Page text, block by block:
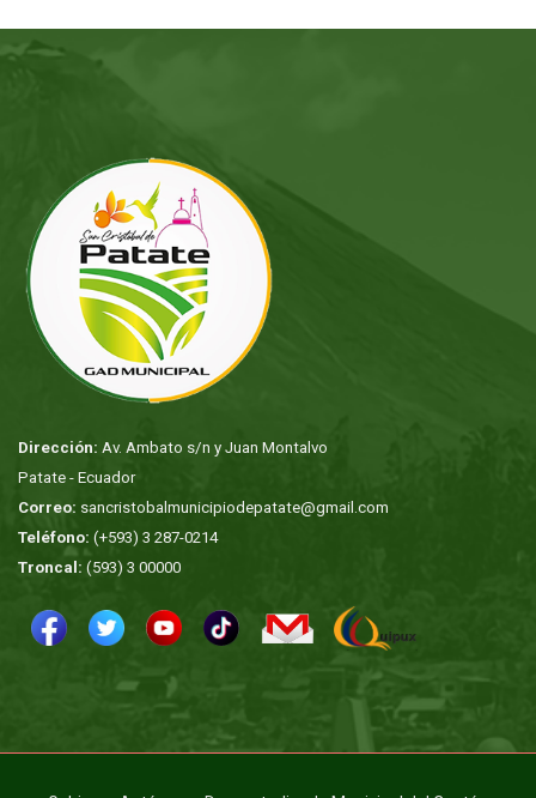
Dirección: Av. Ambato s/n y Juan Montalvo
Patate - Ecuador
Correo: sancristobalmunicipiodepatate@gmail.com
Teléfono: (+593) 3 287-0214
Troncal: (593) 3 00000